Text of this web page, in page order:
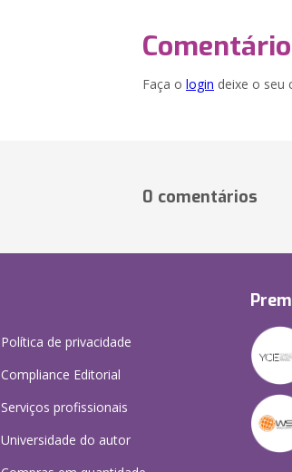
Faça o login deixe o seu
0 comentários
Política de privacidade
Compliance Editorial
Serviços profissionais
Universidade do autor